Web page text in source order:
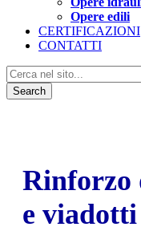
Opere edili
CERTIFICAZIONI
CONTATTI
Rinforzo
e viadotti